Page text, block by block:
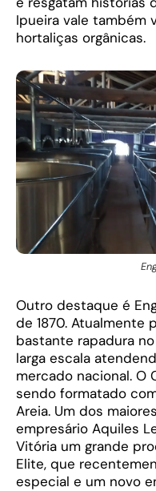
Ipueira vale também
hortaliças orgânicas.
Outro destaque é
de 1870. Atualmente
bastante rapadura
larga escala
mercado nacional. O
sendo formatado
Areia. Um dos
empresário Aquiles
Vitória um grande
Elite, que
especial e um novo